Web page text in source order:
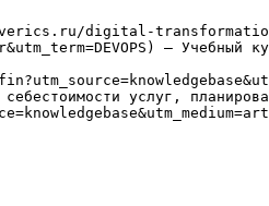
digital-
— Учебный
услуг,